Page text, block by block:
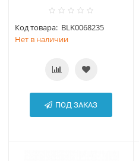
Код товара: BLK0068235
Нет в наличии
ПОД ЗАКАЗ